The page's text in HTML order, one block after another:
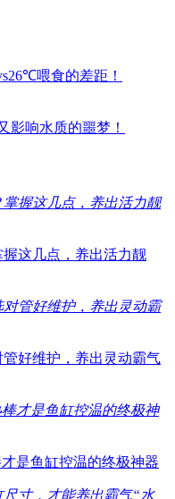
喂食的差距！
影响水质的噩梦！
这几点，养出活力靓
好维护，养出灵动霸气
是鱼缸控温的终极神器